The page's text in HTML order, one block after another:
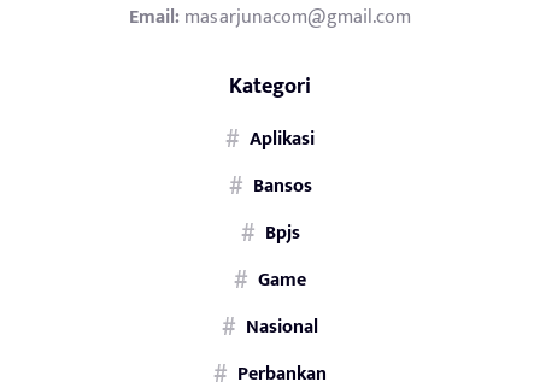
Email:masarjunacom@gmail.com
Kategori
Aplikasi
Bansos
Bpjs
Game
Nasional
Perbankan